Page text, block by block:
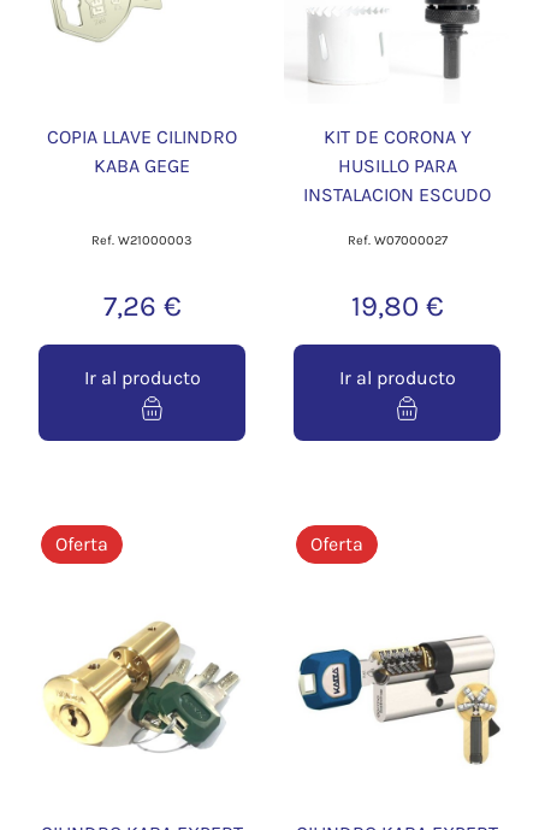
COPIA LLAVE CILINDRO
KABA GEGE
Ref. W21000003
7,26 €
Ir al producto
KIT DE CORONA Y
HUSILLO PARA
INSTALACION ESCUDO
Ref. W07000027
19,80 €
Ir al producto
Oferta Oferta